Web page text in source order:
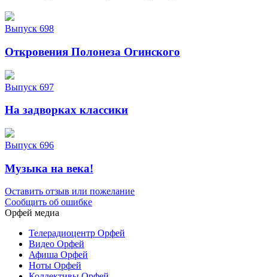
Выпуск 698
Откровения Полонеза Огинского
Выпуск 697
На задворках классики
Выпуск 696
Музыка на века!
Оставить отзыв или пожелание
Сообщить об ошибке
Орфей медиа
Телерадиоцентр Орфей
Видео Орфей
Афиша Орфей
Ноты Орфей